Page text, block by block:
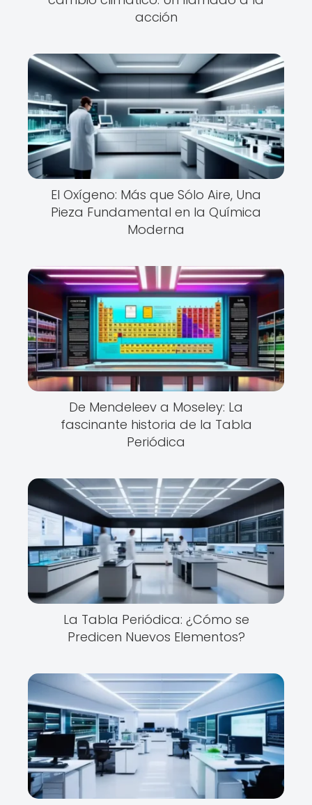
acción
El Oxígeno: Más que Sólo Aire, Una
Pieza Fundamental en la Química
Moderna
De Mendeleev a Moseley: La
fascinante historia de la Tabla
Periódica
La Tabla Periódica: ¿Cómo se
Predicen Nuevos Elementos?